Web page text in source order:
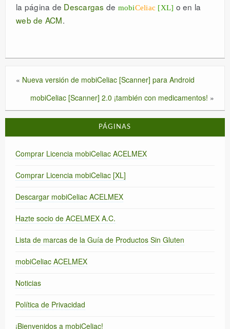
la página de Descargas de mobiCeliac [XL] o en la
web de ACM.
« Nueva versión de mobiCeliac [Scanner] para Android
mobiCeliac [Scanner] 2.0 ¡también con medicamentos! »
PÁGINAS
Comprar Licencia mobiCeliac ACELMEX
Comprar Licencia mobiCeliac [XL]
Descargar mobiCeliac ACELMEX
Hazte socio de ACELMEX A.C.
Lista de marcas de la Guía de Productos Sin Gluten
mobiCeliac ACELMEX
Noticias
Política de Privacidad
¡Bienvenidos a mobiCeliac!